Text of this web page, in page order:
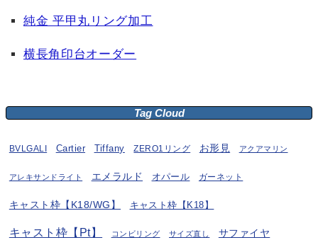
純金 平甲丸リング加工
横長角印台オーダー
Tag Cloud
BVLGALI Cartier Tiffany ZERO1リング お形見 アクアマリン
アレキサンドライト エメラルド オパール ガーネット
キャスト枠【K18/WG】 キャスト枠【K18】
キャスト枠【Pt】 コンビリング サイズ直し サファイヤ